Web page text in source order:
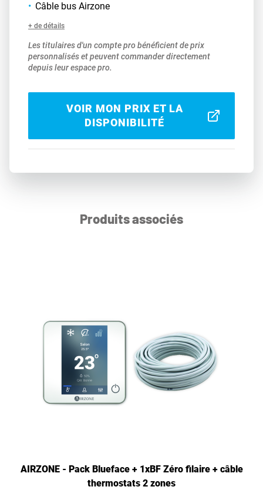
Câble bus Airzone
+ de détails
Les titulaires d'un compte pro bénéficient de prix
personnalisés et peuvent commander directement
depuis leur espace pro.
VOIR MON PRIX ET LA
DISPONIBILITÉ
Produits associés
AIRZONE - Pack Blueface + 1xBF Zéro filaire + câble
thermostats 2 zones